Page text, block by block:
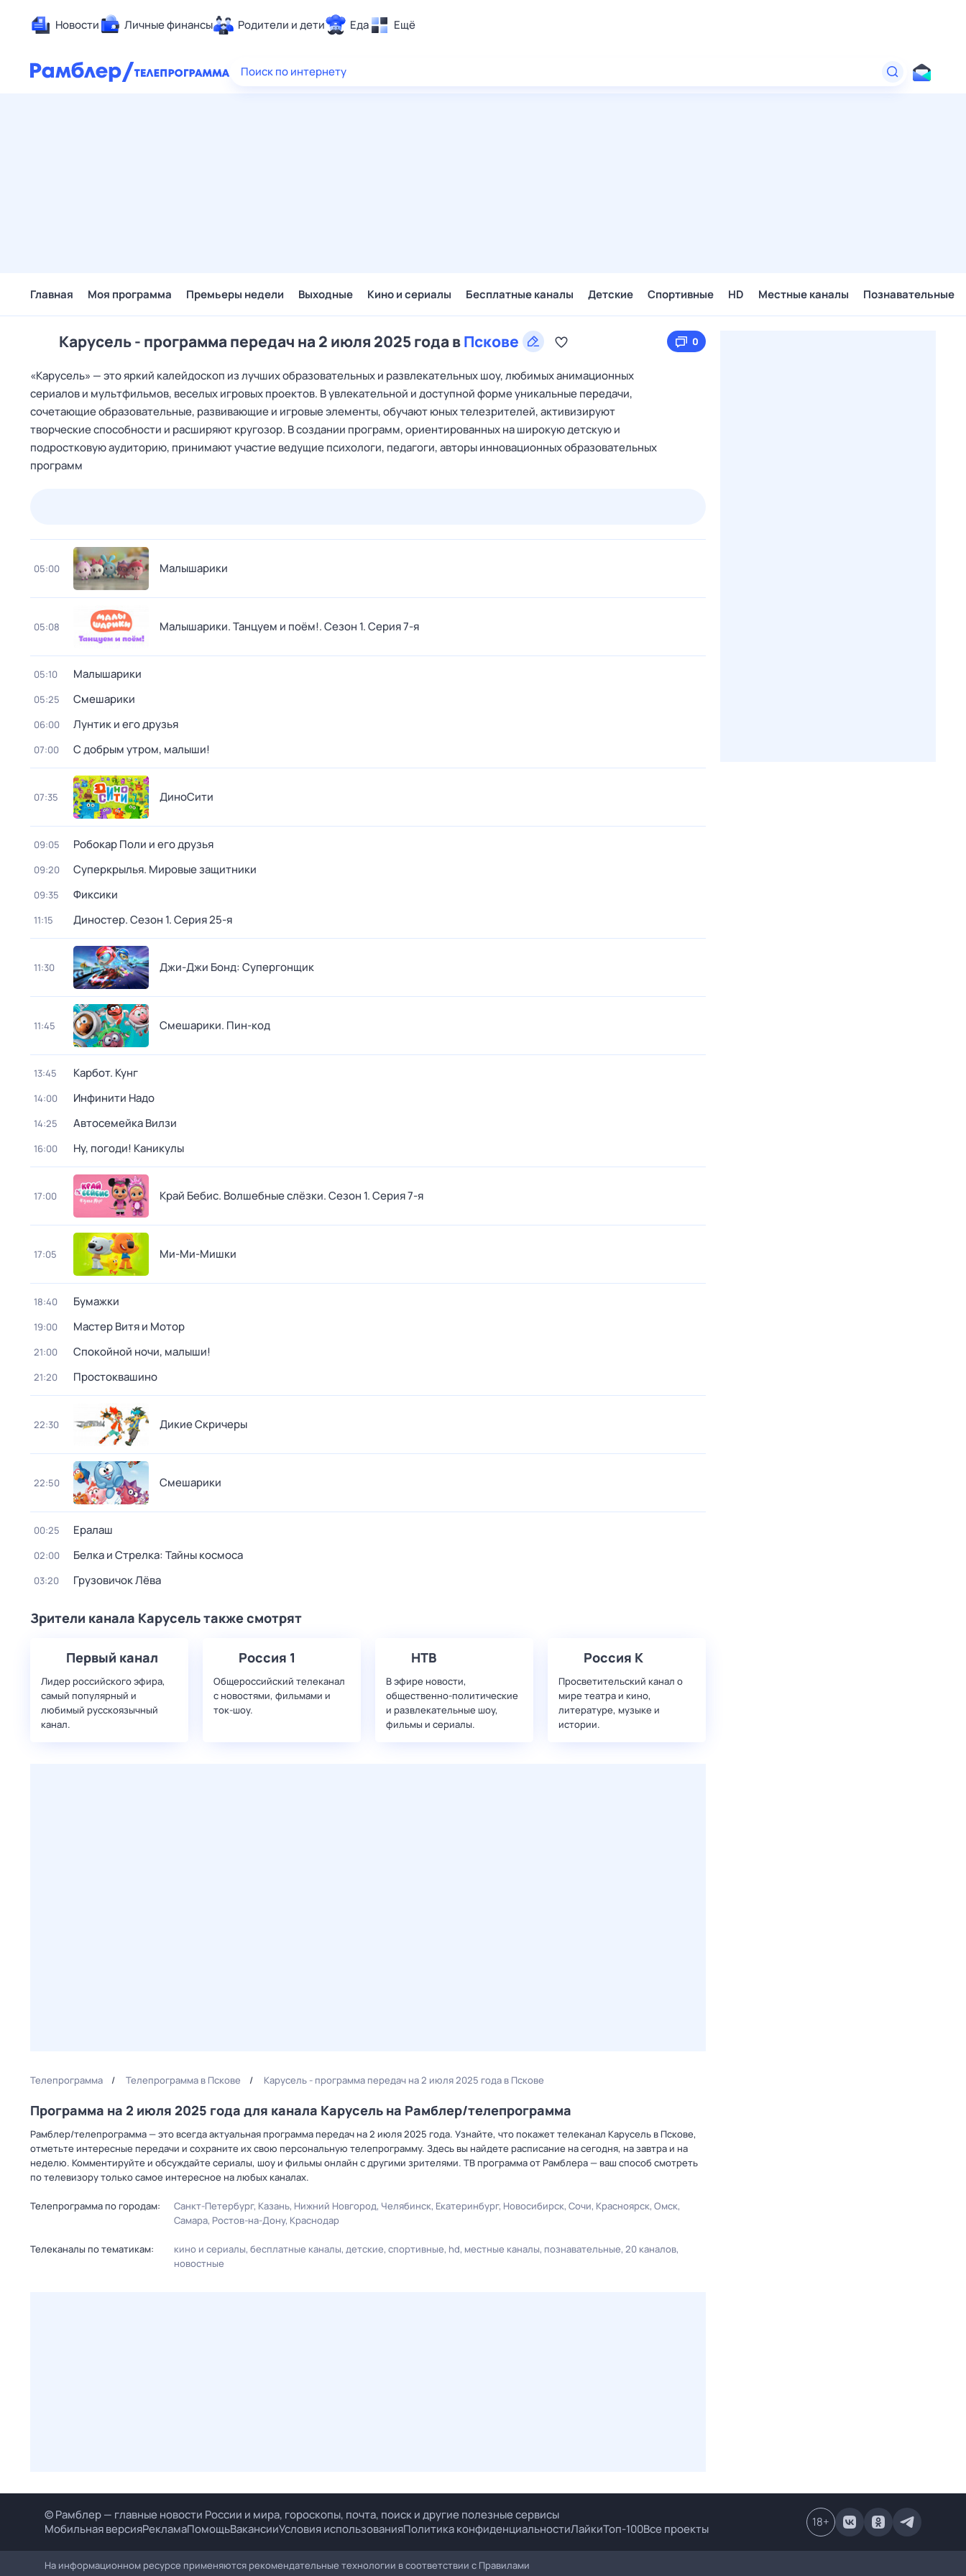
Новости Личные финансы Родители и дети Еда Ещё
Здоровье
Поиск по интернету
Главная Моя программа Премьеры недели Выходные Кино и сериалы Бесплатные каналы Детские Спортивные HD Местные каналы Познавательные
Карусель - программа передач на 2 июля 2025 года вПскове 0
«Карусель» — это яркий калейдоскоп из лучших образовательных и развлекательных шоу, любимых анимационных
сериалов и мультфильмов, веселых игровых проектов. В увлекательной и доступной форме уникальные передачи,
сочетающие образовательные, развивающие и игровые элементы, обучают юных телезрителей, активизируют
творческие способности и расширяют кругозор. В создании программ, ориентированных на широкую детскую и
подростковую аудиторию, принимают участие ведущие психологи, педагоги, авторы инновационных образовательных
программ
05:00 Малышарики
05:08 Малышарики. Танцуем и поём!. Сезон 1. Серия 7-я
05:10 Малышарики
05:25 Смешарики
06:00 Лунтик и его друзья
07:00 С добрым утром, малыши!
07:35 ДиноСити
09:05 Робокар Поли и его друзья
09:20 Суперкрылья. Мировые защитники
09:35 Фиксики
11:15 Диностер. Сезон 1. Серия 25-я
11:30 Джи-Джи Бонд: Супергонщик
11:45 Смешарики. Пин-код
13:45 Карбот. Кунг
14:00 Инфинити Надо
14:25 Автосемейка Вилзи
16:00 Ну, погоди! Каникулы
17:00 Край Бебис. Волшебные слёзки. Сезон 1. Серия 7-я
17:05 Ми-Ми-Мишки
18:40 Бумажки
19:00 Мастер Витя и Мотор
21:00 Спокойной ночи, малыши!
21:20 Простоквашино
22:30 Дикие Скричеры
22:50 Смешарики
00:25 Ералаш
02:00 Белка и Стрелка: Тайны космоса
03:20 Грузовичок Лёва
Зрители канала Карусель также смотрят
Первый канал
Лидер российского эфира,
самый популярный и
любимый русскоязычный
канал.
Россия 1
Общероссийский телеканал
с новостями, фильмами и
ток-шоу.
НТВ
В эфире новости,
общественно-политические
и развлекательные шоу,
фильмы и сериалы.
Россия К
Просветительский канал о
мире театра и кино,
литературе, музыке и
истории.
Телепрограмма Телепрограмма в Пскове Карусель - программа передач на 2 июля 2025 года в Пскове
Программа на 2 июля 2025 года для канала Карусель на Рамблер/телепрограмма
Рамблер/телепрограмма — это всегда актуальная программа передач на 2 июля 2025 года. Узнайте, что покажет телеканал Карусель в Пскове,
отметьте интересные передачи и сохраните их свою персональную телепрограмму. Здесь вы найдете расписание на сегодня, на завтра и на
неделю. Комментируйте и обсуждайте сериалы, шоу и фильмы онлайн с другими зрителями. ТВ программа от Рамблера — ваш способ смотреть
по телевизору только самое интересное на любых каналах.
Телепрограмма по городам: Санкт-Петербург Казань Нижний Новгород Челябинск Екатеринбург Новосибирск Сочи Красноярск Омск
Самара Ростов-на-Дону Краснодар
Телеканалы по тематикам: кино и сериалы бесплатные каналы детские спортивные hd местные каналы познавательные 20 каналов
новостные
© Рамблер — главные новости России и мира, гороскопы, почта, поиск и другие полезные сервисы
Мобильная версияРекламаПомощьВакансииУсловия использованияПолитика конфиденциальностиЛайкиТоп-100Все проекты 18+
На информационном ресурсе применяются рекомендательные технологии в соответствии с Правилами